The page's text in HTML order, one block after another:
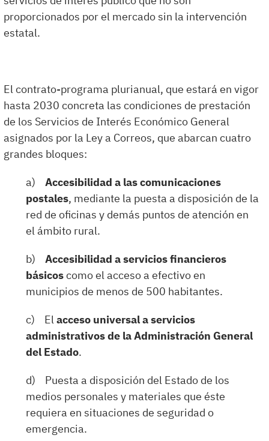
proporcionados por el mercado sin la intervención
estatal.
El contrato-programa plurianual, que estará en vigor
hasta 2030 concreta las condiciones de prestación
de los Servicios de Interés Económico General
asignados por la Ley a Correos, que abarcan cuatro
grandes bloques:
a)Accesibilidad a las comunicaciones
postales, mediante la puesta a disposición de la
red de oficinas y demás puntos de atención en
el ámbito rural.
b)Accesibilidad a servicios financieros
básicoscomo el acceso a efectivo en
municipios de menos de 500 habitantes.
c) Elacceso universal a servicios
administrativos de la Administración General
del Estado.
d) Puesta a disposición del Estado de los
medios personales y materiales que éste
requiera en situaciones de seguridad o
emergencia.